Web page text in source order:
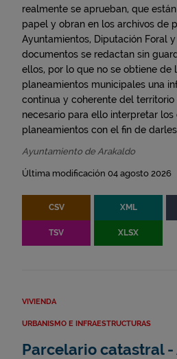
realmente se aprueban, que
papel y obran en los archivos de
Ayuntamientos, Diputación Foral
documentos se redactan sin
ellos, por lo que no se obtiene de
planeamientos municipales una
continua y coherente del territorio
necesario para ello interpretar los
planeamientos con el fin de
Ayuntamiento de Arakaldo
Última modificación 04 agosto 2026
CSV XML
TSV XLSX
VIVIENDA
URBANISMO E INFRAESTRUCTURAS
Parcelario catastral